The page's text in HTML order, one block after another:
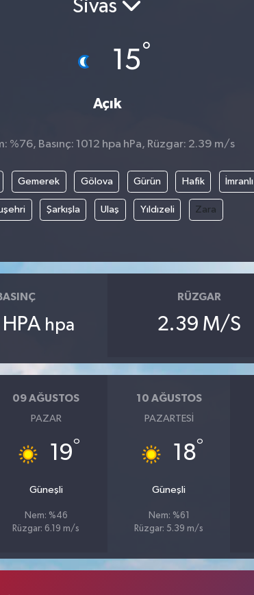
Sivas
15°
Açık
%76, Basınç: 1012 hpa hPa, Rüzgar: 2.39 m/s
Gemerek Gölova Gürün Hafik İmranlı
Şarkışla Ulaş Yıldızeli Zara
hpa
RÜZGAR
2.39 M/S
09 AĞUSTOS
PAZAR
19°
Güneşli
Nem: %46
Rüzgar: 6.19 m/s
10 AĞUSTOS
PAZARTESI
18°
Güneşli
Nem: %61
Rüzgar: 5.39 m/s